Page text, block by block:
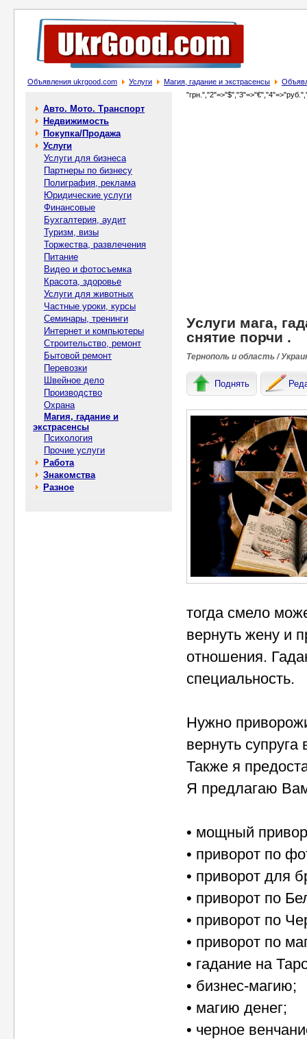
Объявления ukrgood.com Услуги Магия, гадание и экстрасенсы
Авто. Мото. Транспорт
Недвижимость
Покупка/Продажа
Услуги
Услуги для бизнеса
Партнеры по бизнесу
Полиграфия, реклама
Юридические услуги
Финансовые
Бухгалтерия, аудит
Туризм, визы
Торжества, развлечения
Питание
Видео и фотосъемка
Красота, здоровье
Услуги для животных
Частные уроки, курсы
Семинары, тренинги
Интернет и компьютеры
Строительство, ремонт
Бытовой ремонт
Перевозки
Швейное дело
Производство
Охрана
Магия, гадание и
экстрасенсы
Психология
Прочие услуги
Работа
Знакомства
Разное
Уcлуги мага,
снятие порчи .
Тернополь и область /
Поднять
тогда смело
вернуть жену и
отношения.
специальность.
Нужно
вернуть
Также я
Я предлагаю
• мощный
• приворот по
• приворот для
• приворот по
• приворот по
• приворот по
• гадание на
• бизнес-магию;
• магию денег;
• черное